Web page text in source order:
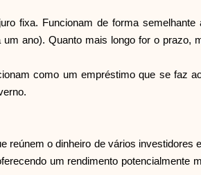
fixa. Funcionam de forma
ano). Quanto mais longo for o prazo,
como um empréstimo que se faz
o dinheiro de vários investidores
um rendimento potencialmente